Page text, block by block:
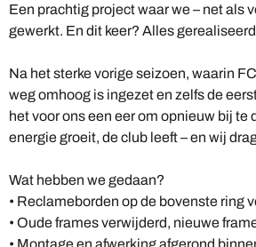
Een prachtig project waar we – net als
gewerkt. En dit keer? Alles
Na het sterke vorige seizoen, waarin
weg omhoog is ingezet en zelfs de
het voor ons een eer om opnieuw bij
energie groeit, de club leeft – en wij
Wat hebben we gedaan?
• Reclameborden op de bovenste ring
• Oude frames verwijderd, nieuwe
• Montage en afwerking afgerond